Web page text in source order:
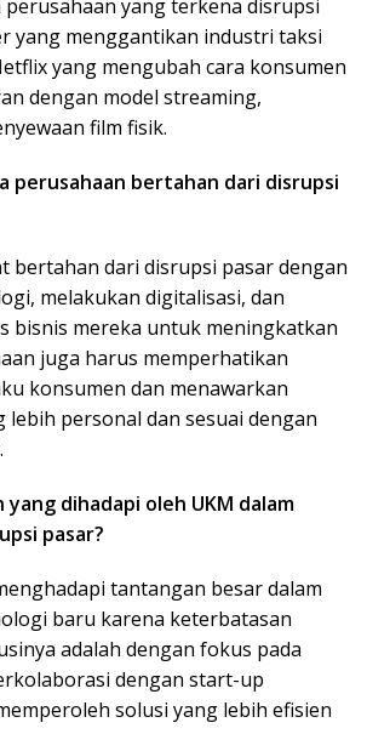
yang terkena disrupsi
yang menggantikan industri taksi
yang mengubah cara konsumen
dengan model streaming,
film fisik.
perusahaan bertahan dari disrupsi
bertahan dari disrupsi pasar dengan
melakukan digitalisasi, dan
bisnis mereka untuk meningkatkan
juga harus memperhatikan
konsumen dan menawarkan
lebih personal dan sesuai dengan
dihadapi oleh UKM dalam
pasar?
tantangan besar dalam
baru karena keterbatasan
adalah dengan fokus pada
dengan start-up
solusi yang lebih efisien